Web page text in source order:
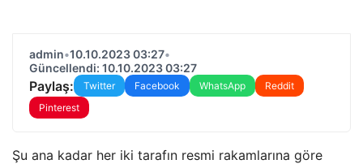
admin•10.10.2023 03:27•
Güncellendi: 10.10.2023 03:27
Paylaş: Twitter Facebook WhatsApp
Reddit
Pinterest
Şu ana kadar her iki tarafın resmi rakamlarına göre